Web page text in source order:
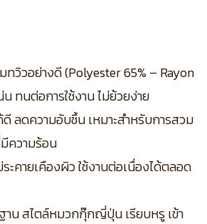
ทวิวอย่างดี (Polyester 65% – Rayon
ทนต่อการใช้งาน ไม่ย้วยง่าย
ดี ลดความอับชื้น เหมาะสำหรับการสวม
ความร้อน
ะคายเคืองผิว ใช้งานต่อเนื่องได้ตลอด
าน สไตล์หมวกกุ๊กญี่ปุ่น เรียบหรู เข้า